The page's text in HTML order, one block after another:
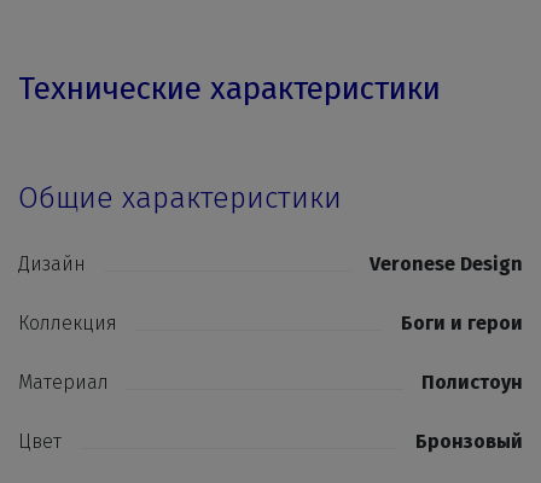
Технические характеристики
Общие характеристики
Дизайн Veronese Design
Коллекция Боги и герои
Материал Полистоун
Цвет Бронзовый